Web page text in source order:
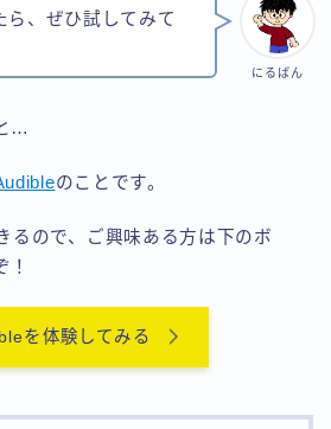
にるばん
ら、ぜひ試してみて
…
のことです。
るので、ご興味ある方は下のボ
！
を体験してみる